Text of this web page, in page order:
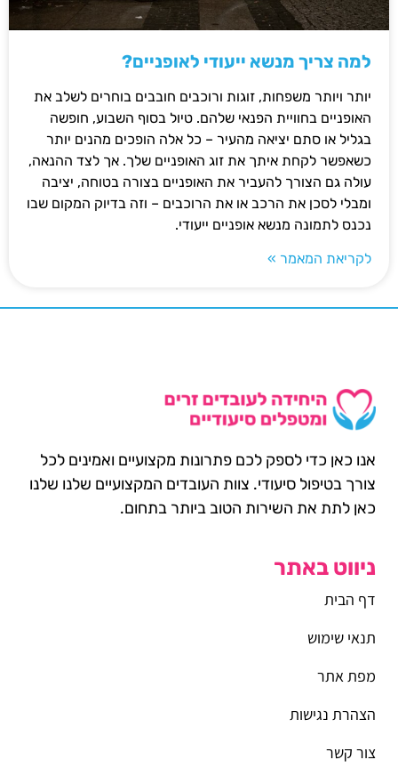
למה צריך מנשא ייעודי לאופניים?
יותר ויותר משפחות, זוגות ורוכבים חובבים בוחרים לשלב את
האופניים בחוויית הפנאי שלהם. טיול בסוף השבוע, חופשה
בגליל או סתם יציאה מהעיר – כל אלה הופכים מהנים יותר
כשאפשר לקחת איתך את זוג האופניים שלך. אך לצד ההנאה,
עולה גם הצורך להעביר את האופניים בצורה בטוחה, יציבה
ומבלי לסכן את הרכב או את הרוכבים – וזה בדיוק המקום שבו
נכנס לתמונה מנשא אופניים ייעודי.
לקריאת המאמר »
אנו כאן כדי לספק לכם פתרונות מקצועיים ואמינים לכל
צורך בטיפול סיעודי. צוות העובדים המקצועיים שלנו שלנו
כאן לתת את השירות הטוב ביותר בתחום.
ניווט באתר
דף הבית
תנאי שימוש
מפת אתר
הצהרת נגישות
צור קשר